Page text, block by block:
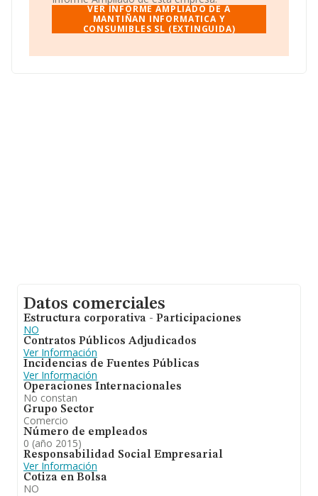
facturación alcanza la cifra de 8.303 millones de euros y
se calcula un promedio de facturación de 684 mil euros
entre todas las compañías. Respecto a la información
datos de INFORMA aparecen 281 empresas, cuyas
VER INFORME AMPLIADO DE A
MANTIÑAN INFORMATICA Y
CONSUMIBLES SL (EXTINGUIDA)
Datos comerciales
Estructura corporativa - Participaciones
NO
Contratos Públicos Adjudicados
Ver Información
Incidencias de Fuentes Públicas
Ver Información
Operaciones Internacionales
No constan
Grupo Sector
Comercio
Número de empleados
0 (año 2015)
Responsabilidad Social Empresarial
Ver Información
Cotiza en Bolsa
NO